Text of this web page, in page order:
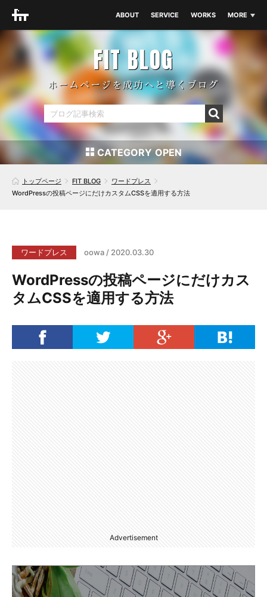
MORE
THEME
BLOG
CONTACT
ABOUT SERVICE WORKS
FIT BLOG
ホームページを成功へと導くブログ
CATEGORY
SEO対策
トップページ FIT BLOG
ワードプレス
WordPressの投稿ページにだけカスタムCSSを適用する方法
ワードプレス oowa / 2020.03.30
WordPressの投稿ページにだけカス
タムCSSを適用する方法
Advertisement